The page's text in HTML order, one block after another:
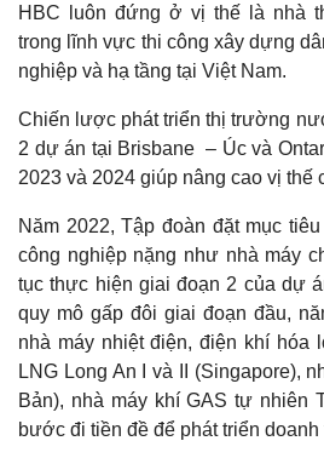
PLX ĐẾN TỪNG BÌNH XĂNG
“VUA CÁ TRA” MỘT THỜI ĐANG TRỞ
VHC – VỊ THẾ DẪN ĐẦU XUẤT KHẨU
HBC CHỊU ÁP LỰC KHI GIÁ NGUYÊN
VIETINBANK TĂNG TRƯỞNG BÁN LẺ
BIDV CHẠY ĐUA TĂNG TRƯỞNG TÍN
ACB – TOP ĐẦU NGÂN HÀNG CÓ
BMP HƯỞNG LỢI DO GIÁ NGUYÊN
6T/2023 FPT GIỮ VỮNG PHONG ĐỘ
HBC luôn đứng ở vị thế là nhà
trong lĩnh vực thi công xây dựng
nghiệp và hạ tầng tại Việt Nam.
Chiến lược phát triển thị trường
2 dự án tại Brisbane – Úc và
2023 và 2024 giúp nâng cao vị thế
Năm 2022, Tập đoàn đặt mục
công nghiệp nặng như nhà máy
tục thực hiện giai đoạn 2 của dự
quy mô gấp đôi giai đoạn đầu,
nhà máy nhiệt điện, điện khí hóa
LNG Long An I và II (Singapore),
Bản), nhà máy khí GAS tự
bước đi tiền đề để phát triển